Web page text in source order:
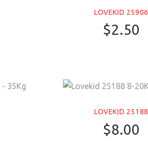
LOVEKID 25906
$2.50
LOVEKID 25188
$8.00